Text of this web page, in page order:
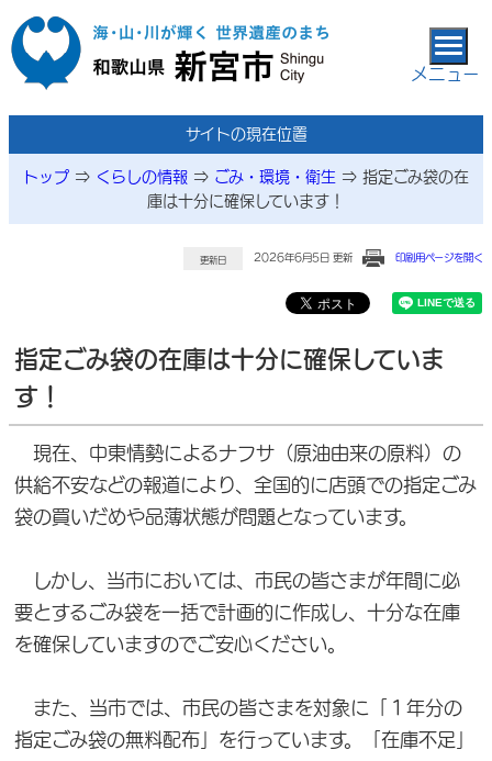
本文へ移動
メニュー
サイトの現在位置
トップ ⇒ くらしの情報 ⇒ ごみ・環境・衛生 ⇒ 指定ごみ袋の在
庫は十分に確保しています！
更新日 2026年6月5日 更新 印刷用ページを開く
指定ごみ袋の在庫は十分に確保していま
す！
現在、中東情勢によるナフサ（原油由来の原料）の
供給不安などの報道により、全国的に店頭での指定ごみ
袋の買いだめや品薄状態が問題となっています。
しかし、当市においては、市民の皆さまが年間に必
要とするごみ袋を一括で計画的に作成し、十分な在庫
を確保していますのでご安心ください。
また、当市では、市民の皆さまを対象に「１年分の
指定ごみ袋の無料配布」を行っています。「在庫不足」